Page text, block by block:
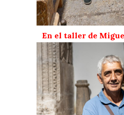
En el taller de